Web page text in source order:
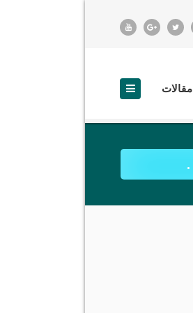
مقالات
.